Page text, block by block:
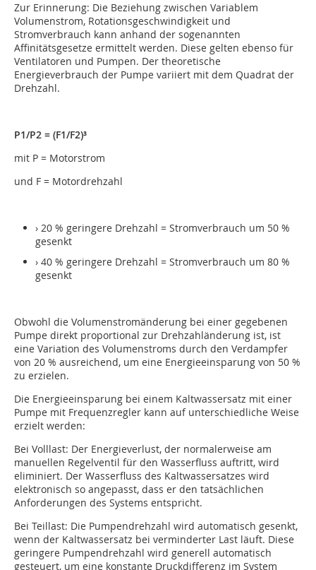
Zur Erinnerung: Die Beziehung zwischen Variablem
Volumenstrom, Rotationsgeschwindigkeit und
Stromverbrauch kann anhand der sogenannten
Affinitätsgesetze ermittelt werden. Diese gelten ebenso für
Ventilatoren und Pumpen. Der theoretische
Energieverbrauch der Pumpe variiert mit dem Quadrat der
Drehzahl.
P1/P2 = (F1/F2)³
mit P = Motorstrom
und F = Motordrehzahl
› 20 % geringere Drehzahl = Stromverbrauch um 50 %
gesenkt
› 40 % geringere Drehzahl = Stromverbrauch um 80 %
gesenkt
Obwohl die Volumenstromänderung bei einer gegebenen
Pumpe direkt proportional zur Drehzahländerung ist, ist
eine Variation des Volumenstroms durch den Verdampfer
von 20 % ausreichend, um eine Energieeinsparung von 50 %
zu erzielen.
Die Energieeinsparung bei einem Kaltwassersatz mit einer
Pumpe mit Frequenzregler kann auf unterschiedliche Weise
erzielt werden:
Bei Volllast: Der Energieverlust, der normalerweise am
manuellen Regelventil für den Wasserfluss auftritt, wird
eliminiert. Der Wasserfluss des Kaltwassersatzes wird
elektronisch so angepasst, dass er den tatsächlichen
Anforderungen des Systems entspricht.
Bei Teillast: Die Pumpendrehzahl wird automatisch gesenkt,
wenn der Kaltwassersatz bei verminderter Last läuft. Diese
geringere Pumpendrehzahl wird generell automatisch
gesteuert, um eine konstante Druckdifferenz im System